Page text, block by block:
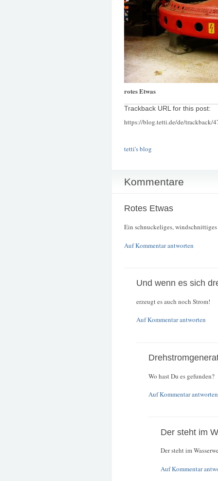
rotes Etwas
Trackback URL for this post:
https://blog.tetti.de/de/trackback/
tetti's blog
Kommentare
Rotes Etwas
Ein schnuckeliges,
Auf Kommentar antworten
Und wenn es sich
erzeugt es auch noch Strom!
Auf Kommentar antworten
Wo hast Du es gefunden?
Auf Kommentar antworten
Der steht im
Der steht im
Auf Kommentar